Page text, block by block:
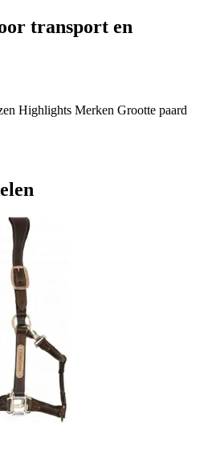
transport en
Highlights Merken Grootte paard